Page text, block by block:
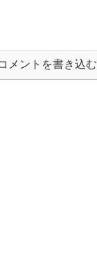
メントを書き込む